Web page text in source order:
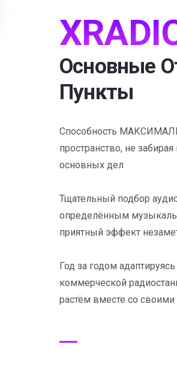
Основные
Пункты
Способность
пространство, не
основных дел
Тщательный подбор
определённым
приятный эффект
Год за годом
коммерческой
растём вместе со